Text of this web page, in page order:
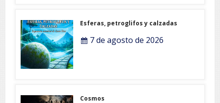
Esferas, petroglifos y calzadas
7 de agosto de 2026
Cosmos